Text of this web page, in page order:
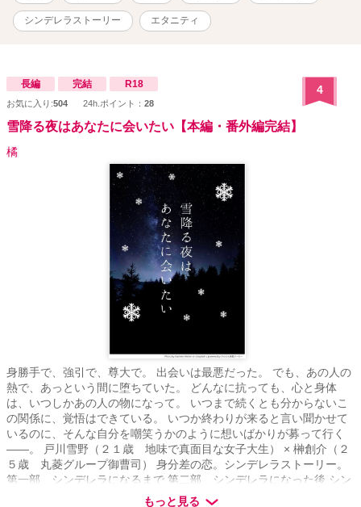
シンデレラストーリー エタニティ
長編 完結 R18
お気に入り:504 24h.ポイント： 28
4
雪降る夜はあなたに会いたい【本編・番外編完結】
橘
身勝手で、強引で、尊大で。 出会いは最悪だった。 でも、あの人の
熱で、あっという間に堕ちていた。 どんなに抗っても、心と身体
は、いつしかあの人の物になって。 いつまで続くとも分からないこ
の関係に、覚悟はできている。 いつか終わりが来ると言い聞かせて
いるのに、そんな自分を嘲笑うかのように想いばかりが募って行く
――。 戸川雪野（２１歳 地味で真面目な女子大生） × 榊創介（２
５歳 丸菱グループ御曹司） 身分差の恋。シンデレラストーリー。
第一部 シンデレラになるまで 第二部 シンデレラになった後 シン
デレラはそれがゴールではない。その後も、人生は続いてい
もっと見る